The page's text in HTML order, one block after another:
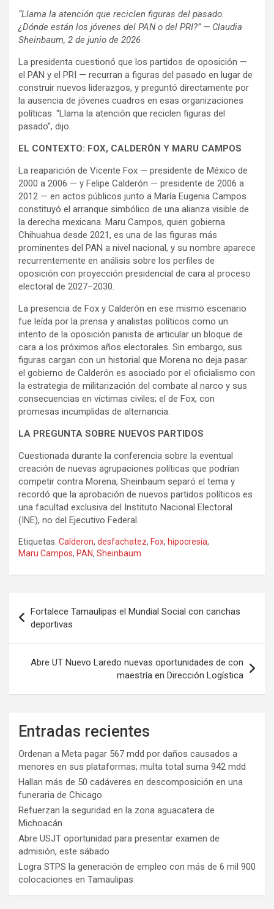
“Llama la atención que reciclen figuras del pasado.
¿Dónde están los jóvenes del PAN o del PRI?” — Claudia
Sheinbaum, 2 de junio de 2026
La presidenta cuestionó que los partidos de oposición —
el PAN y el PRI — recurran a figuras del pasado en lugar de
construir nuevos liderazgos, y preguntó directamente por
la ausencia de jóvenes cuadros en esas organizaciones
políticas. “Llama la atención que reciclen figuras del
pasado”, dijo.
EL CONTEXTO: FOX, CALDERÓN Y MARU CAMPOS
La reaparición de Vicente Fox — presidente de México de
2000 a 2006 — y Felipe Calderón — presidente de 2006 a
2012 — en actos públicos junto a María Eugenia Campos
constituyó el arranque simbólico de una alianza visible de
la derecha mexicana. Maru Campos, quien gobierna
Chihuahua desde 2021, es una de las figuras más
prominentes del PAN a nivel nacional, y su nombre aparece
recurrentemente en análisis sobre los perfiles de
oposición con proyección presidencial de cara al proceso
electoral de 2027–2030.
La presencia de Fox y Calderón en ese mismo escenario
fue leída por la prensa y analistas políticos como un
intento de la oposición panista de articular un bloque de
cara a los próximos años electorales. Sin embargo, sus
figuras cargan con un historial que Morena no deja pasar:
el gobierno de Calderón es asociado por el oficialismo con
la estrategia de militarización del combate al narco y sus
consecuencias en víctimas civiles; el de Fox, con
promesas incumplidas de alternancia.
LA PREGUNTA SOBRE NUEVOS PARTIDOS
Cuestionada durante la conferencia sobre la eventual
creación de nuevas agrupaciones políticas que podrían
competir contra Morena, Sheinbaum separó el tema y
recordó que la aprobación de nuevos partidos políticos es
una facultad exclusiva del Instituto Nacional Electoral
(INE), no del Ejecutivo Federal.
Etiquetas: Calderon, desfachatez, Fox, hipocresía,
Maru Campos, PAN, Sheinbaum
de
entradas
Fortalece Tamaulipas el Mundial Social con canchas
deportivas
Abre UT Nuevo Laredo nuevas oportunidades de con
maestría en Dirección Logística
Entradas recientes
Ordenan a Meta pagar 567 mdd por daños causados a
menores en sus plataformas; multa total suma 942 mdd
Hallan más de 50 cadáveres en descomposición en una
funeraria de Chicago
Refuerzan la seguridad en la zona aguacatera de
Michoacán
Abre USJT oportunidad para presentar examen de
admisión, este sábado
Logra STPS la generación de empleo con más de 6 mil 900
colocaciones en Tamaulipas